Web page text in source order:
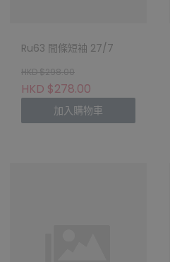
Ru63 間條短袖 27/7
HKD $298.00
HKD $278.00
加入購物車